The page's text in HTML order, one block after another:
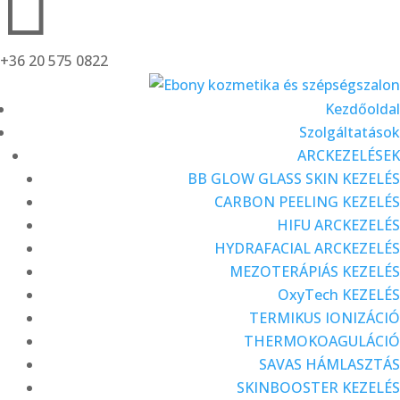
+36 20 575 0822
Kezdőoldal
Szolgáltatások
ARCKEZELÉSEK
BB GLOW GLASS SKIN KEZELÉS
CARBON PEELING KEZELÉS
HIFU ARCKEZELÉS
HYDRAFACIAL ARCKEZELÉS
MEZOTERÁPIÁS KEZELÉS
OxyTech KEZELÉS
TERMIKUS IONIZÁCIÓ
THERMOKOAGULÁCIÓ
SAVAS HÁMLASZTÁS
SKINBOOSTER KEZELÉS